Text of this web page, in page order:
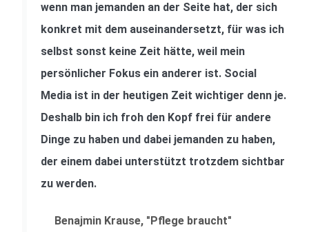
wenn man jemanden an der Seite hat, der sich
konkret mit dem auseinandersetzt, für was ich
selbst sonst keine Zeit hätte, weil mein
persönlicher Fokus ein anderer ist. Social
Media ist in der heutigen Zeit wichtiger denn je.
Deshalb bin ich froh den Kopf frei für andere
Dinge zu haben und dabei jemanden zu haben,
der einem dabei unterstützt trotzdem sichtbar
zu werden.
Benajmin Krause, "Pflege braucht"